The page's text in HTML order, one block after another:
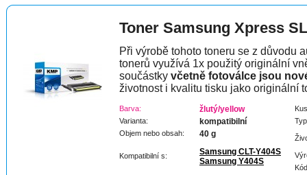
Toner Samsung Xpress
Při výrobě tohoto toneru se z důvodu
tonerů využívá 1x použitý originální
součástky včetně fotoválce jsou
životnost i kvalitu tisku jako originální
Barva: žlutý/yellow
Varianta: kompatibilní
Objem nebo obsah: 40 g
Kompatibilní s:
Samsung CLT-Y404S
Samsung Y404S